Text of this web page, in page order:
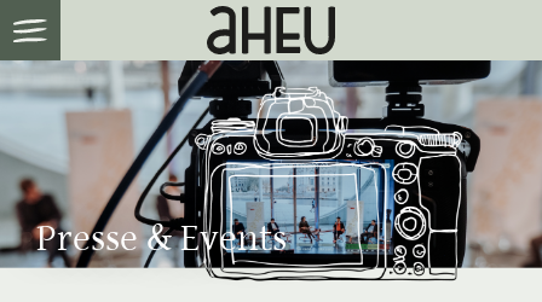
Presse & Events